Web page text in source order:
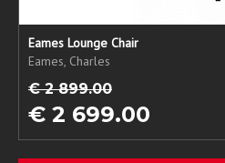
Eames Lounge Chair
Eames, Charles
€ 2 899.00
€ 2 699.00